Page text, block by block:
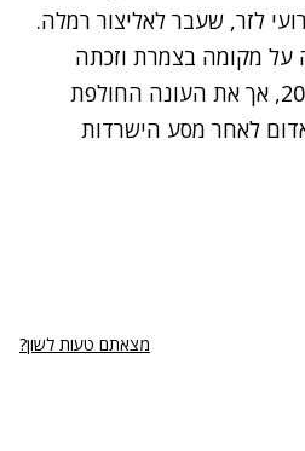
תחת רועי לזר, שעבר לאליצור רמלה.
מקומה בצמרת וזכתה
בדאבל מרשים בעונת 2021, אך את העונה החולפת
לאחר מסע הישרדות
מצאתם טעות לשון?